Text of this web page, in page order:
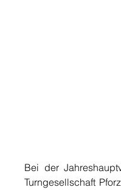
Bei der
Turngesellschaft